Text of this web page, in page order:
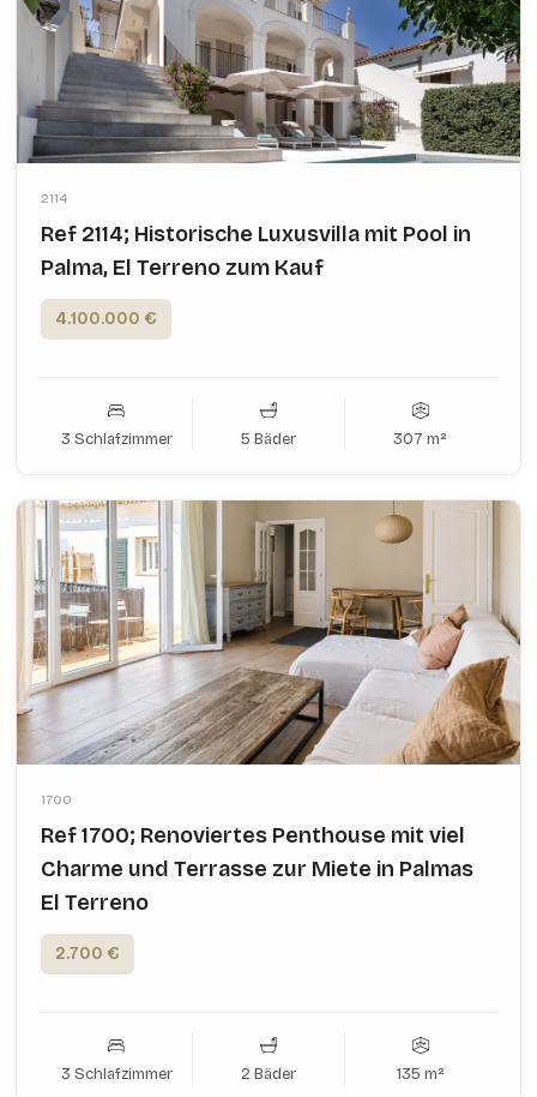
2114
Ref 2114; Historische Luxusvilla mit Pool in
Palma, El Terreno zum Kauf
4.100.000 €
3 Schlafzimmer 5 Bäder 307 m²
1700
Ref 1700; Renoviertes Penthouse mit viel
Charme und Terrasse zur Miete in Palmas
El Terreno
2.700 €
3 Schlafzimmer 2 Bäder 135 m²